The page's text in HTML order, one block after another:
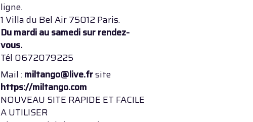
ligne.
1 Villa du Bel Air 75012 Paris.
Du mardi au samedi sur rendez-
vous.
Tél 0672079225
Mail :miltango@live.frsite
https://miltango.com
NOUVEAU SITE RAPIDE ET FACILE
A UTILISER